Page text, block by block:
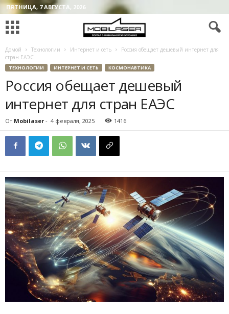
ПЯТНИЦА, 7 АВГУСТА, 2026
Домой Технологии Интернет и сеть
Россия обещает дешевый интернет для
стран ЕАЭС
ТЕХНОЛОГИИ ИНТЕРНЕТ И СЕТЬ КОСМОНАВТИКА
Россия обещает дешевый
интернет для стран ЕАЭС
От Mobilaser - 4 февраля, 2025 1416